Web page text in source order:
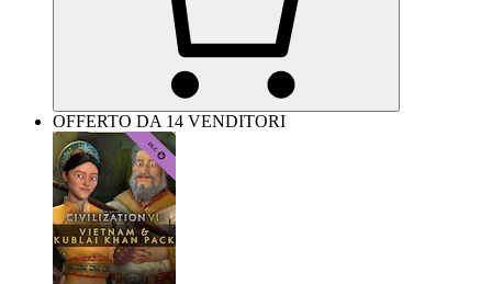
OFFERTO DA 14 VENDITORI